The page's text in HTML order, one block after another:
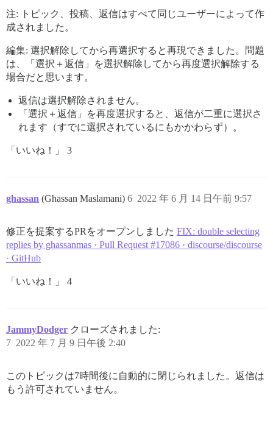
注: トピック、投稿、返信はすべて同じユーザーによって作
成されました。
編集: 選択解除してから再選択すると再現できました。問題
は、「選択＋返信」を選択解除してから再度選択解除する
場合だと思います。
返信は選択解除されません。
「選択＋返信」を再度選択すると、返信が二重に選択さ
れます（すでに選択されているにもかかわらず）。
「いいね！」 3
ghassan (Ghassan Maslamani) 2022 年 6 月 14 日午前 9:57
6
修正を提案するPRをオープンしました FIX: double selecting
replies by ghassanmas · Pull Request #17086 · discourse/discourse
· GitHub
「いいね！」 4
JammyDodger クローズされました:
2022 年 7 月 9 日午後 2:40
7
このトピックは7時間後に自動的に閉じられました。返信は
もう許可されていません。